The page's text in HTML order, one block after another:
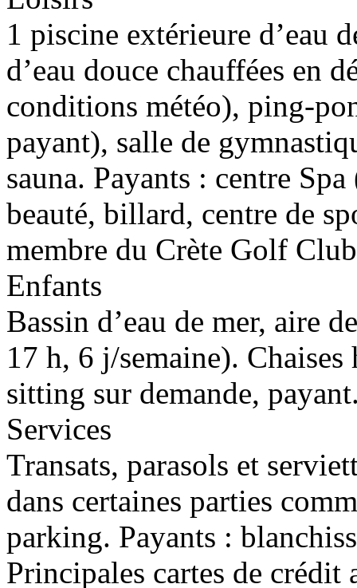
1 piscine extérieure d’eau
d’eau douce chauffées en
conditions météo), ping-
payant), salle de
sauna. Payants : centre
beauté, billard, centre de
membre du Crète Golf
Enfants
Bassin d’eau de mer, aire
17 h, 6 j/semaine).
sitting sur demande,
Services
Transats, parasols et
dans certaines parties
parking. Payants :
Principales cartes de crédit